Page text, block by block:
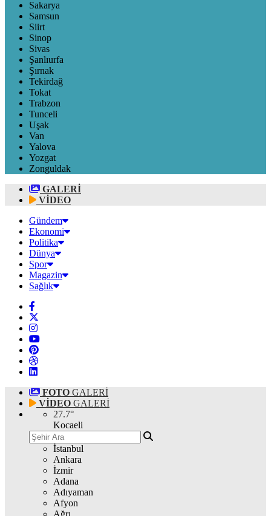
Sakarya
Samsun
Siirt
Sinop
Sivas
Şanlıurfa
Şırnak
Tekirdağ
Tokat
Trabzon
Tunceli
Uşak
Van
Yalova
Yozgat
Zonguldak
GALERİ
VİDEO
Gündem
Ekonomi
Politika
Dünya
Spor
Magazin
Sağlık
FOTO GALERİ
VİDEO GALERİ
27.7°
Kocaeli
İstanbul
Ankara
İzmir
Adana
Adıyaman
Afyon
Ağrı